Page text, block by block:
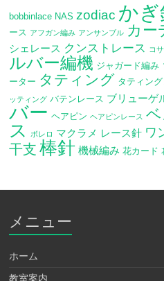
bobbinlace NAS zodiac かぎ
ース アフガン編み アンサンブル カー
シェレース クンストレース コ
ルバー編機 ジャガード編み
ーター タティング タティン
ッティング バテンレース ブリューゲ
バー ヘアピン ヘアピンレース ベ
ス
ボレロ マクラメ レース針 ワ
干支 棒針 機械編み 花カード
メニュー
ホーム
教室案内